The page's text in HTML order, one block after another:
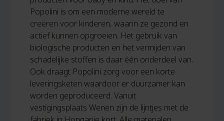
Popolini is om een moderne wereld te
creëren voor kinderen, waarin ze gezond en
actief kunnen opgroeien. Het gebruik van
biologische producten en het vermijden van
schadelijke stoffen is daar één onderdeel van.
Ook draagt Popolini zorg voor een korte
leveringsketen waardoor er duurzamer kan
worden geproduceerd. Vanuit
vestigingsplaats Wenen zijn de lijntjes met de